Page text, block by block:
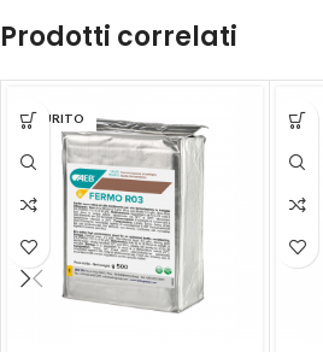
Prodotti correlati
ESAURITO